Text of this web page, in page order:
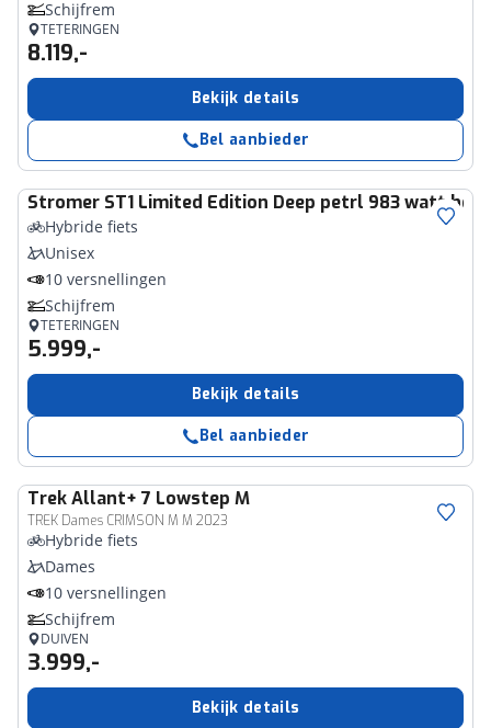
Schijfrem
TETERINGEN
8.119,-
Bekijk details
Bel aanbieder
Stromer ST1 Limited Edition Deep petrl 983 watt
Hybride fiets
Unisex
10 versnellingen
Schijfrem
TETERINGEN
5.999,-
Bekijk details
Bel aanbieder
TrekAllant+ 7 Lowstep M
TREK Dames CRIMSON M M 2023
Hybride fiets
Dames
10 versnellingen
Schijfrem
DUIVEN
3.999,-
Bekijk details